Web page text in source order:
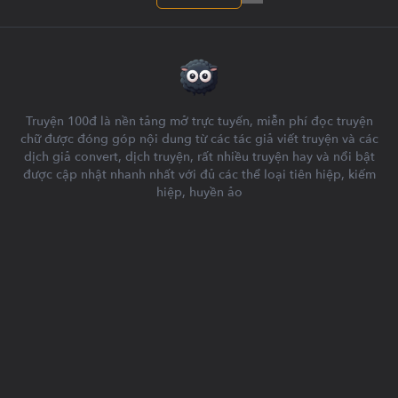
Truyện 100đ là nền tảng mở trực tuyến, miễn phí đọc truyện
chữ được đóng góp nội dung từ các tác giả viết truyện và các
dịch giả convert, dịch truyện, rất nhiều truyện hay và nổi bật
được cập nhật nhanh nhất với đủ các thể loại tiên hiệp, kiếm
hiệp, huyền ảo